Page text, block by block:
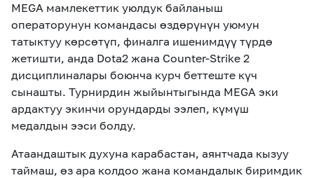
MEGA мамлекеттик уюлдук байланыш
операторунун командасы өздөрүнүн уюмун
татыктуу көрсөтүп, финалга ишенимдүү түрдө
жетишти, анда Dota2 жана Counter-Strike 2
дисциплиналары боюнча курч беттеште күч
сынашты. Турнирдин жыйынтыгында MEGA эки
ардактуу экинчи орундарды ээлеп, күмүш
медалдын ээси болду.
Атаандаштык духуна карабастан, аянтчада кызуу
таймаш, өз ара колдоо жана командалык биримдик